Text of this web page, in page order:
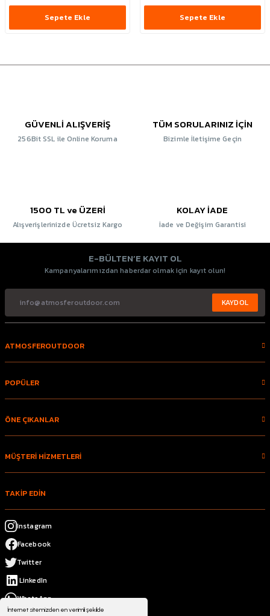
İnternet sitemizden en verimli şekilde
Sepete Ekle Sepete Ekle
GÜVENLİ ALIŞVERİŞ
256Bit SSL ile Online Koruma
TÜM SORULARINIZ İÇİN
Bizimle İletişime Geçin
1500 TL ve ÜZERİ
Alışverişlerinizde Ücretsiz Kargo
KOLAY İADE
İade ve Değişim Garantisi
E-BÜLTEN’E KAYIT OL
Kampanyalarımızdan haberdar olmak için kayıt olun!
KAYDOL
ATMOSFEROUTDOOR
POPÜLER
ÖNE ÇIKANLAR
MÜŞTERİ HİZMETLERİ
TAKİP EDİN
Instagram
Facebook
Twitter
LinkedIn
WhatsApp